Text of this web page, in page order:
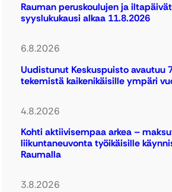
Rauman peruskoulujen ja
syyslukukausi alkaa 11.8.2026
6.8.2026
Uudistunut Keskuspuisto avautuu
tekemistä kaikenikäisille ympäri
4.8.2026
Kohti aktiivisempaa arkea –
liikuntaneuvonta työikäisille
Raumalla
3.8.2026